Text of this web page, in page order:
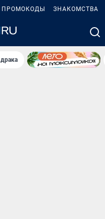
ПРОМОКОДЫ ЗНАКОМСТВА